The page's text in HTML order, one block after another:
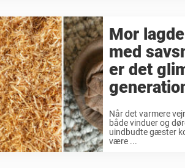
Mor
med
er det
Når det varmere
både vinduer og
uindbudte gæster
være ...